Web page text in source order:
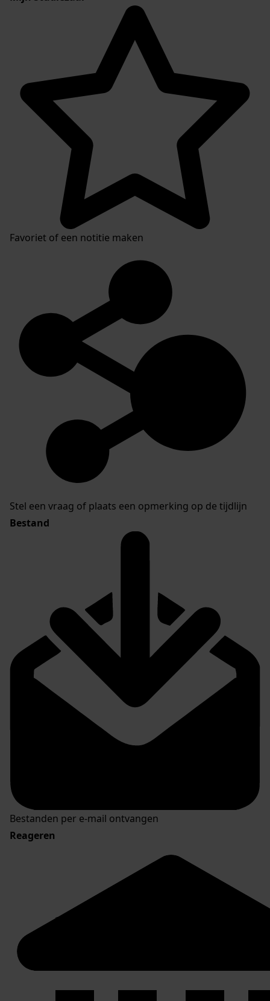
Favoriet of een notitie maken
Stel een vraag of plaats een opmerking op de tijdlijn
Bestand
Bestanden per e-mail ontvangen
Reageren